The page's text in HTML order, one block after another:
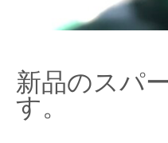
新品のスパ
す。